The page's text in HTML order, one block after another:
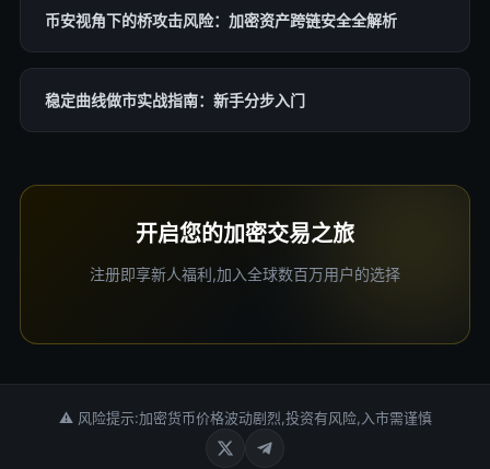
币安视角下的桥攻击风险：加密资产跨链安全全解析
稳定曲线做市实战指南：新手分步入门
开启您的加密交易之旅
注册即享新人福利,加入全球数百万用户的选择
⚠ 风险提示:加密货币价格波动剧烈,投资有风险,入市需谨慎